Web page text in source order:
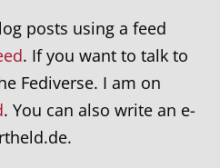
posts using a feed
. If you want to talk to
Fediverse. I am on
. You can also write an e-